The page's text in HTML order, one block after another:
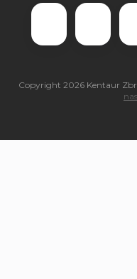
Copyright 2026 Kentaur